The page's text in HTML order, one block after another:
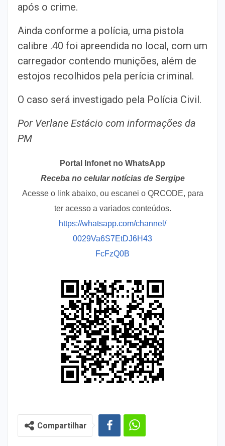
após o crime.
Ainda conforme a polícia, uma pistola
calibre .40 foi apreendida no local, com um
carregador contendo munições, além de
estojos recolhidos pela perícia criminal.
O caso será investigado pela Polícia Civil.
Por Verlane Estácio com informações da
PM
Portal Infonet no WhatsApp
Receba no celular notícias de Sergipe
Acesse o link abaixo, ou escanei o QRCODE, para
ter acesso a variados conteúdos.
https://whatsapp.com/channel/
0029Va6S7EtDJ6H43
FcFzQ0B
Compartilhar